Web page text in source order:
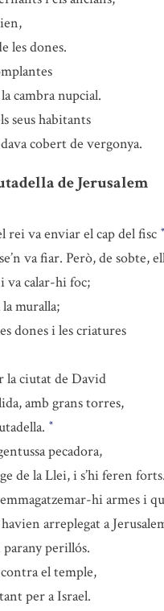
les dones.
cambra nupcial.
seus habitants
cobert de vergonya.
de Jerusalem
rei va enviar el cap del fisc *
va fiar. Però, de
va calar-hi foc;
muralla;
dones i les criatures
la ciutat de David
amb grans torres,
*
pecadora,
de la Llei, i s’hi feren forts.
hi armes i
arreplegat a
perillós.
contra el temple,
per a Israel.